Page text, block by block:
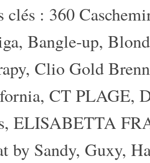
clés : 360
, Bangle-up,
, Clio Gold
, CT PLAGE,
, ELISABETTA
by Sandy, Guxy,